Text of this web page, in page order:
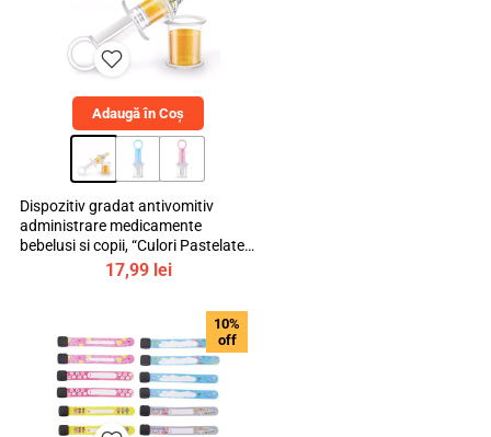
Adaugă în Coș
Dispozitiv gradat antivomitiv
administrare medicamente
bebelusi si copii, “Culori Pastelate”,
mediLOGIC™17,99 lei
10%
off